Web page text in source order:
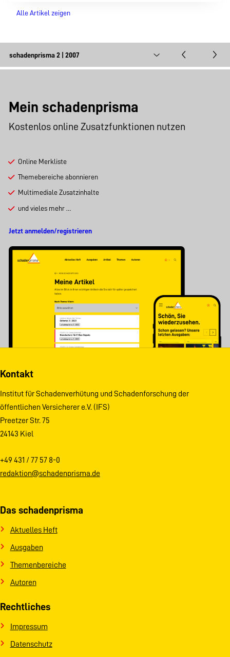
Alle Artikel zeigen
Mein schadenprisma
Kostenlos online Zusatzfunktionen nutzen
Online Merkliste
Themebereiche abonnieren
Multimediale Zusatzinhalte
und vieles mehr …
Jetzt anmelden/registrieren
Kontakt
Institut für Schadenverhütung und Schadenforschung der
öffentlichen Versicherer e.V. (IFS)
Preetzer Str. 75
24143 Kiel
+49 431 / 77 57 8-0
redaktion@schadenprisma.de
Das schadenprisma
Aktuelles Heft
Ausgaben
Themenbereiche
Autoren
Rechtliches
Impressum
Datenschutz